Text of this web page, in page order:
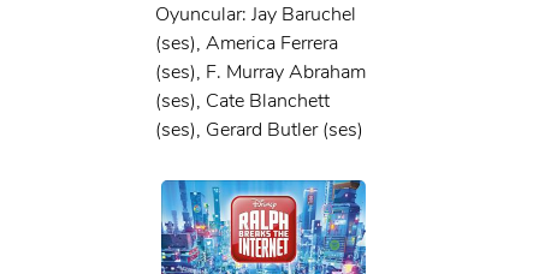
Oyuncular: Jay Baruchel
(ses), America Ferrera
(ses), F. Murray Abraham
(ses), Cate Blanchett
(ses), Gerard Butler (ses)